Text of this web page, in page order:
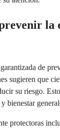
la
de
sugieren que
su riesgo.
bienestar
protectoras